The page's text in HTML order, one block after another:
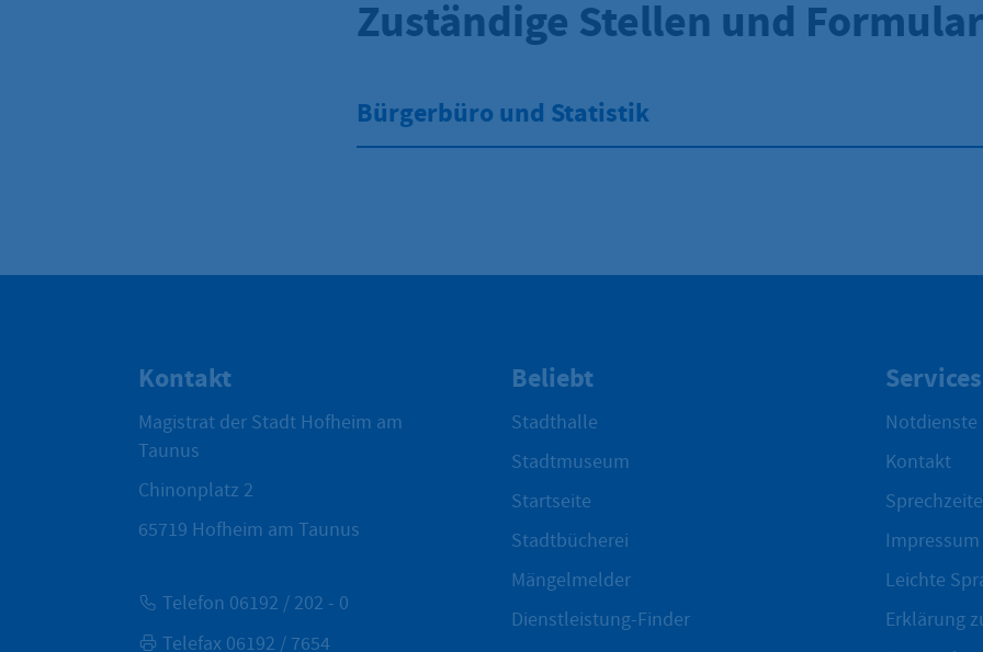
Zuständige Stellen und
Bürgerbüro und Statistik
Kontakt
Magistrat der Stadt Hofheim am
Taunus
Chinonplatz 2
65719 Hofheim am Taunus
Telefon 06192 / 202 - 0
Telefax 06192 / 7654
Beliebt
Stadthalle
Stadtmuseum
Startseite
Stadtbücherei
Mängelmelder
Dienstleistung-Finder
Services
Notdienste
Kontakt
Impressum
Leichte
Erklärung